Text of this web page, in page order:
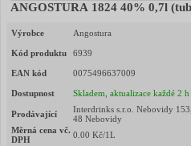
ANGOSTURA 1824 40% 0,7l
Výrobce Angostura
Kód produktu 6939
EAN kód 0075496637009
Dostupnost Skladem, aktualizace každé 2 h
Prodávající
Interdrinks s.r.o. Nebovidy
48 Nebovidy
Měrná cena vč.
DPH
0.00 Kč/1L